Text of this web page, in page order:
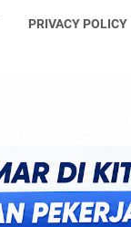
PRIVACY POLICY